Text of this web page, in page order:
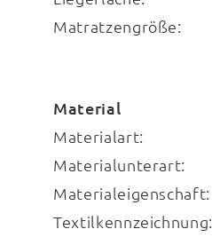
Matratzengröße:
Material
Materialart:
Materialunterart:
Materialeigenschaft:
Textilkennzeichnung: